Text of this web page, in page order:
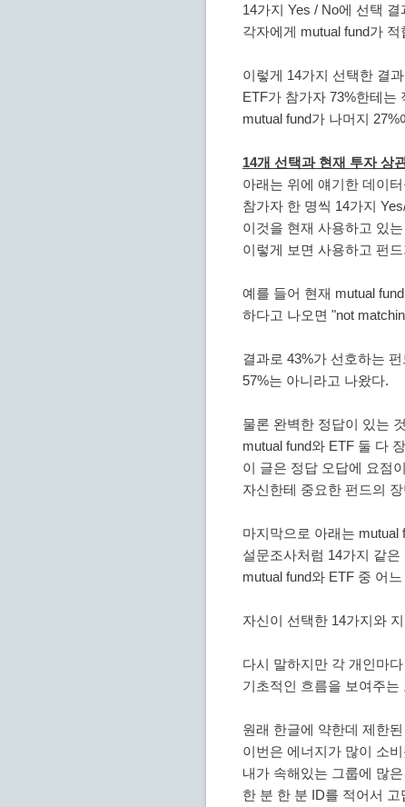
14가지 Yes / No에 선택 결
각자에게 mutual fund가
이렇게 14가지 선택한 결
ETF가 참가자 73%한테는
mutual fund가 나머지
14개 선택과 현재 투자 상
아래는 위에 얘기한 데이
참가자 한 명씩 14가지
이것을 현재 사용하고 있
이렇게 보면 사용하고 펀
예를 들어 현재 mutual
하다고 나오면 "not
결과로 43%가 선호하는
57%는 아니라고 나왔다.
물론 완벽한 정답이 있는
mutual fund와 ETF 둘 다
이 글은 정답 오답에 요점
자신한테 중요한 펀드의
마지막으로 아래는 mutual
설문조사처럼 14가지 같은
mutual fund와 ETF 중 어
자신이 선택한 14가지와
다시 말하지만 각 개인마
기초적인 흐름을 보여주
원래 한글에 약한데 제한
이번은 에너지가 많이 소
내가 속해있는 그룹에 많
한 분 한 분 ID를 적어서